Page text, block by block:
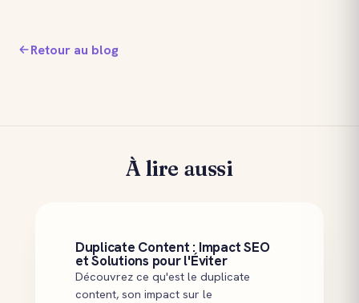
Retour au blog
À lire aussi
Duplicate Content : Impact SEO
et Solutions pour l'Éviter
Découvrez ce qu'est le duplicate
content, son impact sur le